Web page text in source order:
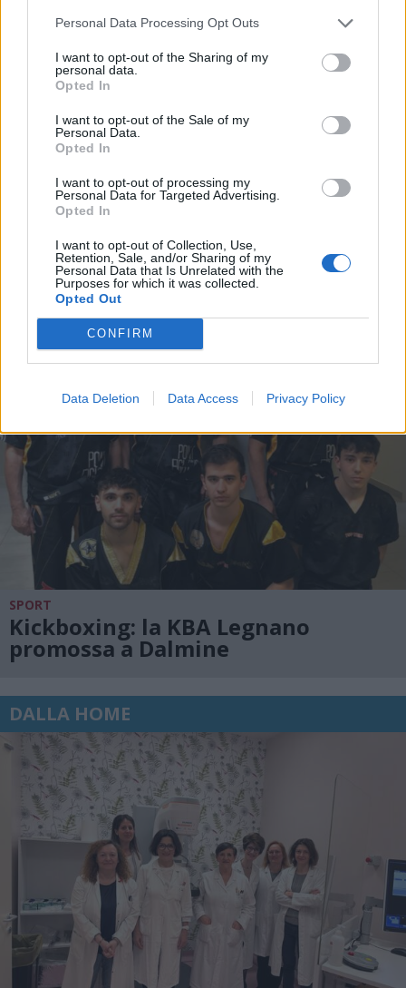
Personal Data Processing Opt Outs
I want to opt-out of the Sharing of my
personal data.
Opted In
I want to opt-out of the Sale of my
Personal Data.
Opted In
I want to opt-out of processing my
Personal Data for Targeted Advertising.
Opted In
I want to opt-out of Collection, Use,
Retention, Sale, and/or Sharing of my
Personal Data that Is Unrelated with the
Purposes for which it was collected.
Opted Out
CONFIRM
Data Deletion Data Access Privacy Policy
ALTRE NOTIZIE DI DALMINE
SPORT
Kickboxing: la KBA Legnano
promossa a Dalmine
DALLA HOME